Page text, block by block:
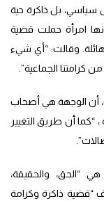
سياسي، بل ذاكرة حية
امرأة حملت قضية
هائلة. وقالت: “أي شيء
الجماعية”.
أن الوجهة هي أصحاب
“كما أن طريق التغيير
“الحق، والحقيقة،
“قضية ذاكرة وكرامة